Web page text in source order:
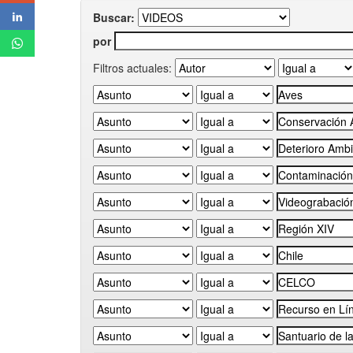
Buscar:
por
Filtros actuales: